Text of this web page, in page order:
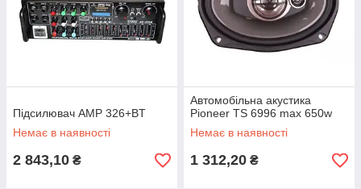
Підсилювач AMP 326+BT
Немає в наявності
2 843,10 ₴
Автомобільна акустика
Pioneer TS 6996 max 650w
Немає в наявності
1 312,20 ₴